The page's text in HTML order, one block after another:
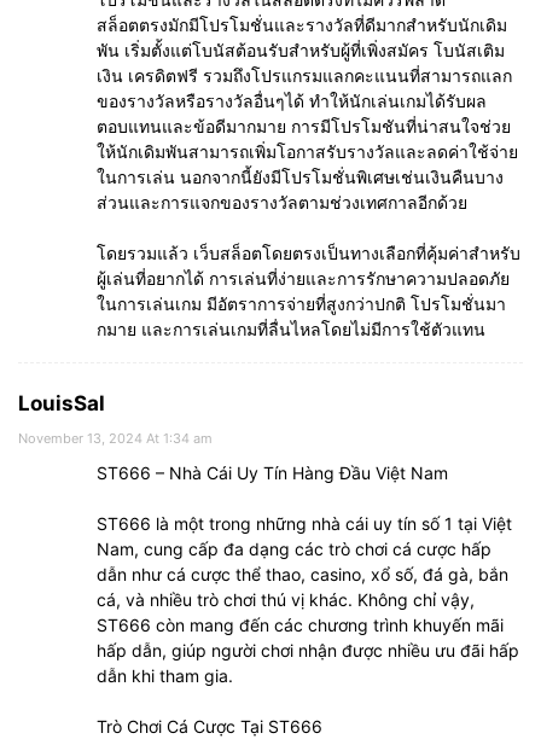
สล็อตตรงมักมีโปรโมชั่นและรางวัลที่ดีมากสำหรับนักเดิม
พัน เริ่มตั้งแต่โบนัสต้อนรับสำหรับผู้ที่เพิ่งสมัคร โบนัสเติม
เงิน เครดิตฟรี รวมถึงโปรแกรมแลกคะแนนที่สามารถแลก
ของรางวัลหรือรางวัลอื่นๆได้ ทำให้นักเล่นเกมได้รับผล
ตอบแทนและข้อดีมากมาย การมีโปรโมชันที่น่าสนใจช่วย
ให้นักเดิมพันสามารถเพิ่มโอกาสรับรางวัลและลดค่าใช้จ่าย
ในการเล่น นอกจากนี้ยังมีโปรโมชั่นพิเศษเช่นเงินคืนบาง
ส่วนและการแจกของรางวัลตามช่วงเทศกาลอีกด้วย
โดยรวมแล้ว เว็บสล็อตโดยตรงเป็นทางเลือกที่คุ้มค่าสำหรับ
ผู้เล่นที่อยากได้ การเล่นที่ง่ายและการรักษาความปลอดภัย
ในการเล่นเกม มีอัตราการจ่ายที่สูงกว่าปกติ โปรโมชั่นมา
กมาย และการเล่นเกมที่ลื่นไหลโดยไม่มีการใช้ตัวแทน
LouisSal
November 13, 2024 At 1:34 am
ST666 – Nhà Cái Uy Tín Hàng Đầu Việt Nam
ST666 là một trong những nhà cái uy tín số 1 tại Việt
Nam, cung cấp đa dạng các trò chơi cá cược hấp
dẫn như cá cược thể thao, casino, xổ số, đá gà, bắn
cá, và nhiều trò chơi thú vị khác. Không chỉ vậy,
ST666 còn mang đến các chương trình khuyến mãi
hấp dẫn, giúp người chơi nhận được nhiều ưu đãi hấp
dẫn khi tham gia.
Trò Chơi Cá Cược Tại ST666